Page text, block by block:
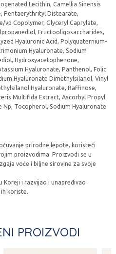
Lecithin, Camellia Sinensis
Pentaerythrityl Distearate,
Copolymer, Glyceryl Caprylate,
Fructooligosaccharides,
Hyaluronic Acid, Polyquaternium-
Hyaluronate, Sodium
Hydroxyacetophenone,
Hyaluronate, Panthenol, Folic
Hyaluronate Dimethylsilanol, Vinyl
Hyaluronate, Raffinose,
Multifida Extract, Ascorbyl Propyl
Tocopherol, Sodium Hyaluronate
prirodne lepote, koristeći
proizvodima. Proizvodi se u
voće i biljne sirovine za svoje
Koreji i razvijao i unapređivao
koriste.
PROIZVODI